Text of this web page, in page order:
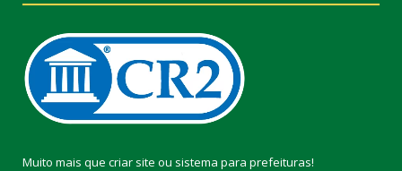
Muito mais que criar site ou sistema para prefeituras!